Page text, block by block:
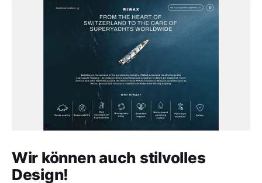
Wir können auch stilvolles
Design!